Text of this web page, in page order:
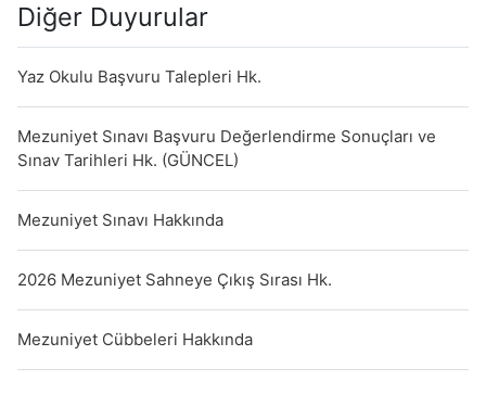
Diğer Duyurular
Yaz Okulu Başvuru Talepleri Hk.
Mezuniyet Sınavı Başvuru Değerlendirme Sonuçları ve
Sınav Tarihleri Hk. (GÜNCEL)
Mezuniyet Sınavı Hakkında
2026 Mezuniyet Sahneye Çıkış Sırası Hk.
Mezuniyet Cübbeleri Hakkında